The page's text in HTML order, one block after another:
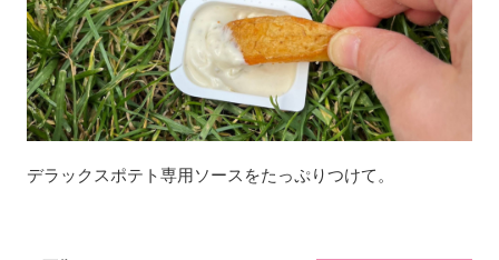
デラックスポテト専用ソースをたっぷりつけて。